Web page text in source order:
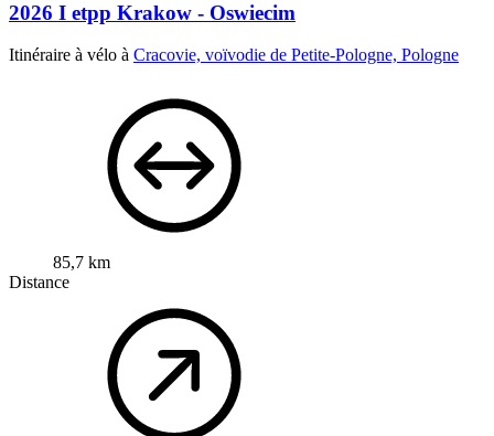
2026 I etpp Krakow - Oswiecim
Itinéraire à vélo à Cracovie, voïvodie de Petite-Pologne, Pologne
85,7 km
Distance